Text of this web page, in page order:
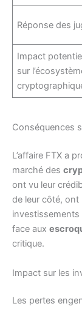
Réponse des
Impact
sur
Conséquences
L’affaire FTX a
marché des
ont vu leur
de leur côté,
investissements
face aux
critique.
Impact sur les
Les pertes